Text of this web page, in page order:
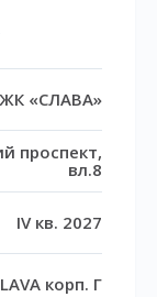
ЖК «СЛАВА»
проспект,
вл.8
IV кв. 2027
корп. Г